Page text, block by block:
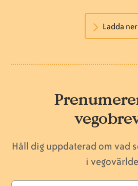
Ladda ner
Håll dig uppdaterad om vad
i